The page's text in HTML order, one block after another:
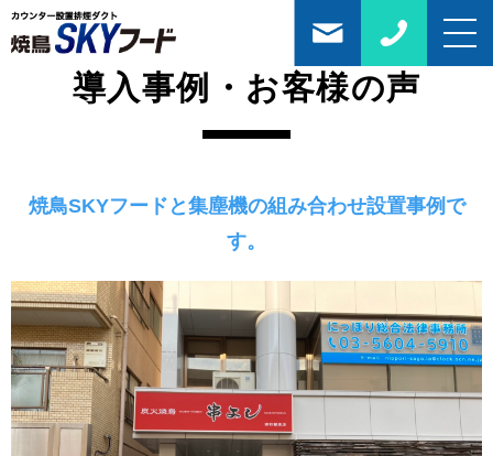
導入事例・お客様の声
焼鳥SKYフードと集塵機の組み合わせ設置事例で
す。